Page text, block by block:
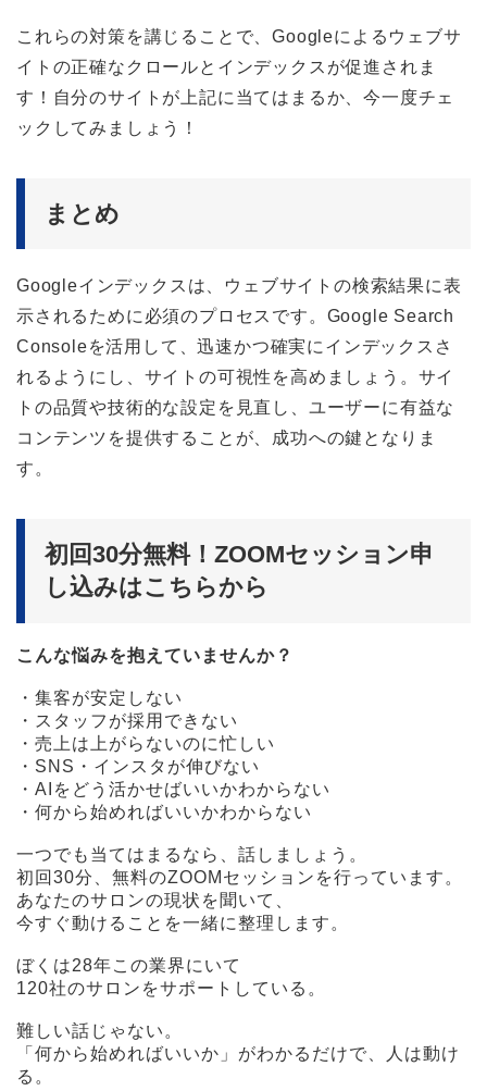
これらの対策を講じることで、Googleによるウェブサ
イトの正確なクロールとインデックスが促進されま
す！自分のサイトが上記に当てはまるか、今一度チェ
ックしてみましょう！
まとめ
Googleインデックスは、ウェブサイトの検索結果に表
示されるために必須のプロセスです。Google Search
Consoleを活用して、迅速かつ確実にインデックスさ
れるようにし、サイトの可視性を高めましょう。サイ
トの品質や技術的な設定を見直し、ユーザーに有益な
コンテンツを提供することが、成功への鍵となりま
す。
初回30分無料！ZOOMセッション申
し込みはこちらから
こんな悩みを抱えていませんか？
・集客が安定しない
・スタッフが採用できない
・売上は上がらないのに忙しい
・SNS・インスタが伸びない
・AIをどう活かせばいいかわからない
・何から始めればいいかわからない
一つでも当てはまるなら、話しましょう。
初回30分、無料のZOOMセッションを行っています。
あなたのサロンの現状を聞いて、
今すぐ動けることを一緒に整理します。
ぼくは28年この業界にいて
120社のサロンをサポートしている。
難しい話じゃない。
「何から始めればいいか」がわかるだけで、人は動け
る。